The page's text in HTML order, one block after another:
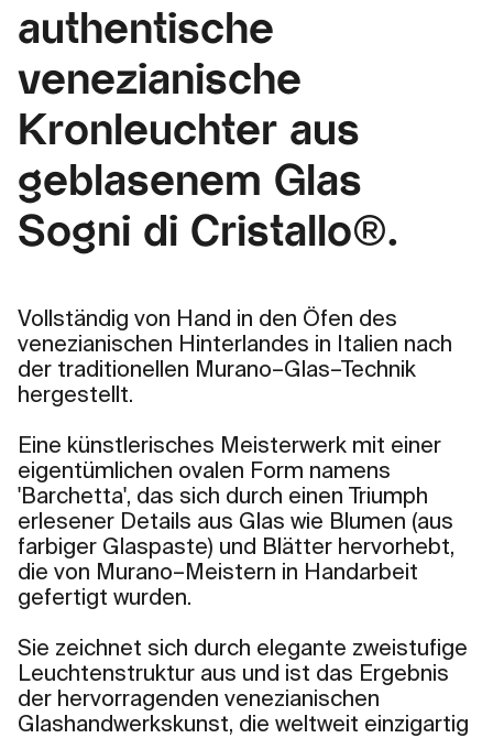
authentische
venezianische
Kronleuchter aus
geblasenem Glas
Sogni di Cristallo®.
Vollständig von Hand in den Öfen des
venezianischen Hinterlandes in Italien nach
der traditionellen Murano–Glas–Technik
hergestellt.
Eine künstlerisches Meisterwerk mit einer
eigentümlichen ovalen Form namens
'Barchetta', das sich durch einen Triumph
erlesener Details aus Glas wie Blumen (aus
farbiger Glaspaste) und Blätter hervorhebt,
die von Murano–Meistern in Handarbeit
gefertigt wurden.
Sie zeichnet sich durch elegante zweistufige
Leuchtenstruktur aus und ist das Ergebnis
der hervorragenden venezianischen
Glashandwerkskunst, die weltweit einzigartig